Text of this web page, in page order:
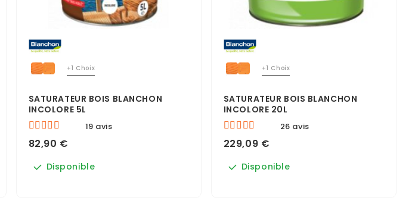
+1 Choix
SATURATEUR BOIS BLANCHON
INCOLORE 5L
19 avis
82,90 €
Disponible
+1 Choix
SATURATEUR BOIS BLANCHON
INCOLORE 20L
26 avis
229,09 €
Disponible